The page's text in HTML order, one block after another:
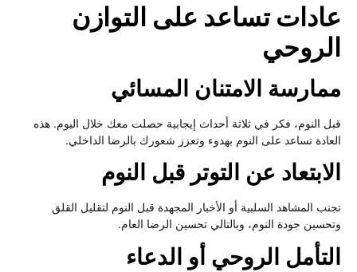
تساعد على التوازن
الامتنان المسائي
النوم، فكر في ثلاثة أحداث إيجابية حصلت معك خلال اليوم. هذه
تساعد على النوم بهدوء وتعزز شعورك بالرضا الداخلي.
عن التوتر قبل النوم
المشاهد السلبية أو الأخبار المجهدة قبل النوم لتقليل القلق
جودة النوم، وبالتالي تحسين الرضا العام.
الروحي أو الدعاء